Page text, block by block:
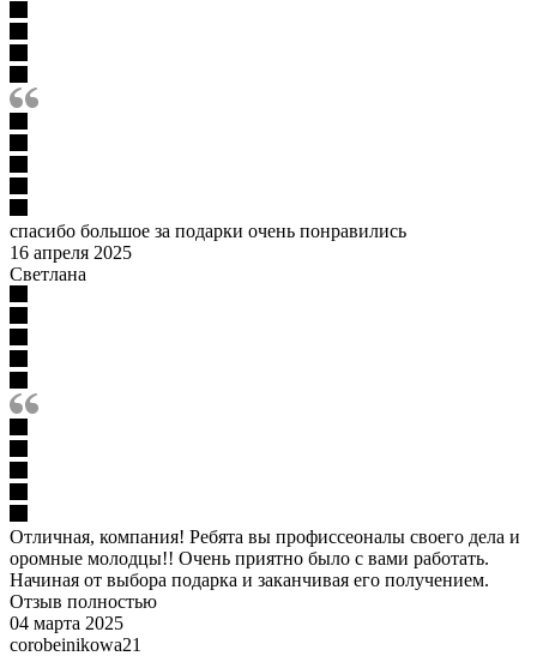
спасибо большое за подарки очень понравились
16 апреля 2025
Светлана
Отличная, компания! Ребята вы профиссеоналы своего дела и
оромные молодцы!! Очень приятно было с вами работать.
Начиная от выбора подарка и заканчивая его получением.
Отзыв полностью
04 марта 2025
corobeinikowa21